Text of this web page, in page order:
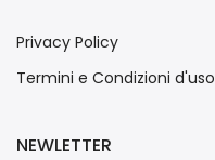
Privacy Policy
Termini e Condizioni d'uso
NEWLETTER